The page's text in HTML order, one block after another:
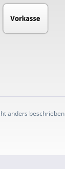
anders beschrieben